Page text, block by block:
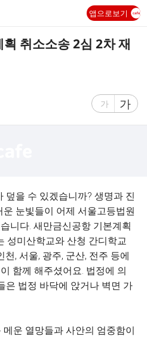
앱으로보기
취소소송 2심 2차 재
글
게
가
글
자
게
가
덮을 수 있겠습니까? 생명과 진
눈빛들이 어제 서울고등법원
니다. 새만금신공항 기본계획
성미산학교와 산청 간디학교
, 서울, 광주, 군산, 전주 등에
함께 해주셨어요. 법정에 의
은 법정 바닥에 앉거나 벽면 가
운 열망들과 사안의 엄중함이